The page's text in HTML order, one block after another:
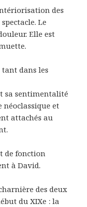
des
Le
Elle est
dans les
sa sentimentalité
néoclassique et
attachés au
de fonction
à David.
des deux
du XIXe : la